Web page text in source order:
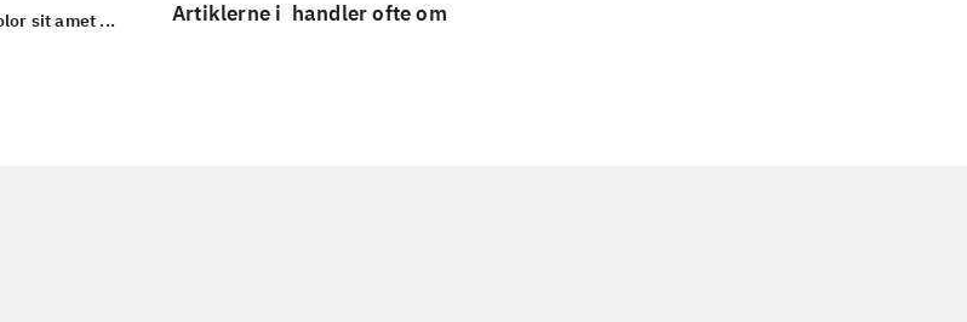
sit amet ...
Artiklerne i handler ofte om